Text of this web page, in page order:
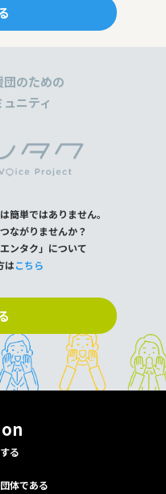
のための
ニティ
簡単ではありません。
ながりませんか？
ンタク」について
はこちら
る
体である